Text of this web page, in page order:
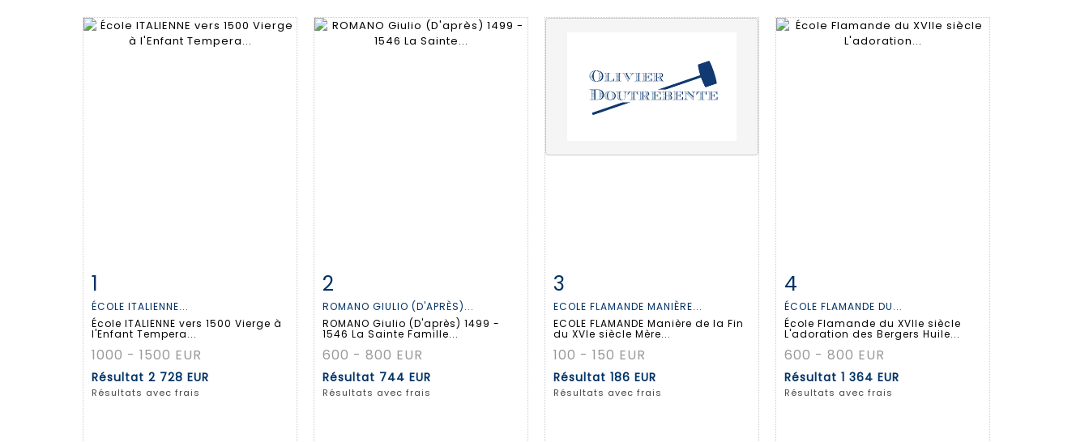
1
ÉCOLE ITALIENNE...
École ITALIENNE vers 1500 Vierge à
l'Enfant Tempera...
1000 - 1500 EUR
Résultat 2 728 EUR
Résultats avec frais
Fiche détaillée
2
ROMANO GIULIO (D'APRÈS)...
ROMANO Giulio (D'après) 1499 -
1546 La Sainte Famille...
600 - 800 EUR
Résultat 744 EUR
Résultats avec frais
Fiche détaillée
3
ECOLE FLAMANDE MANIÈRE...
ECOLE FLAMANDE Manière de la Fin
du XVIe siècle Mère...
100 - 150 EUR
Résultat 186 EUR
Résultats avec frais
Fiche détaillée
4
ÉCOLE FLAMANDE DU...
École Flamande du XVIIe siècle
L'adoration des Bergers Huile...
600 - 800 EUR
Résultat 1 364 EUR
Résultats avec frais